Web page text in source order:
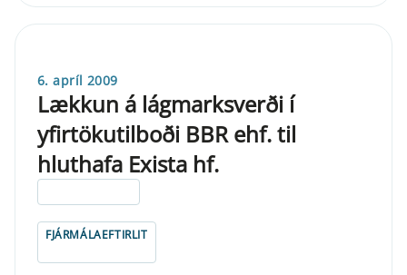
6. apríl 2009
Lækkun á lágmarksverði í
yfirtökutilboði BBR ehf. til
hluthafa Exista hf.
FJÁRMÁLAEFTIRLIT